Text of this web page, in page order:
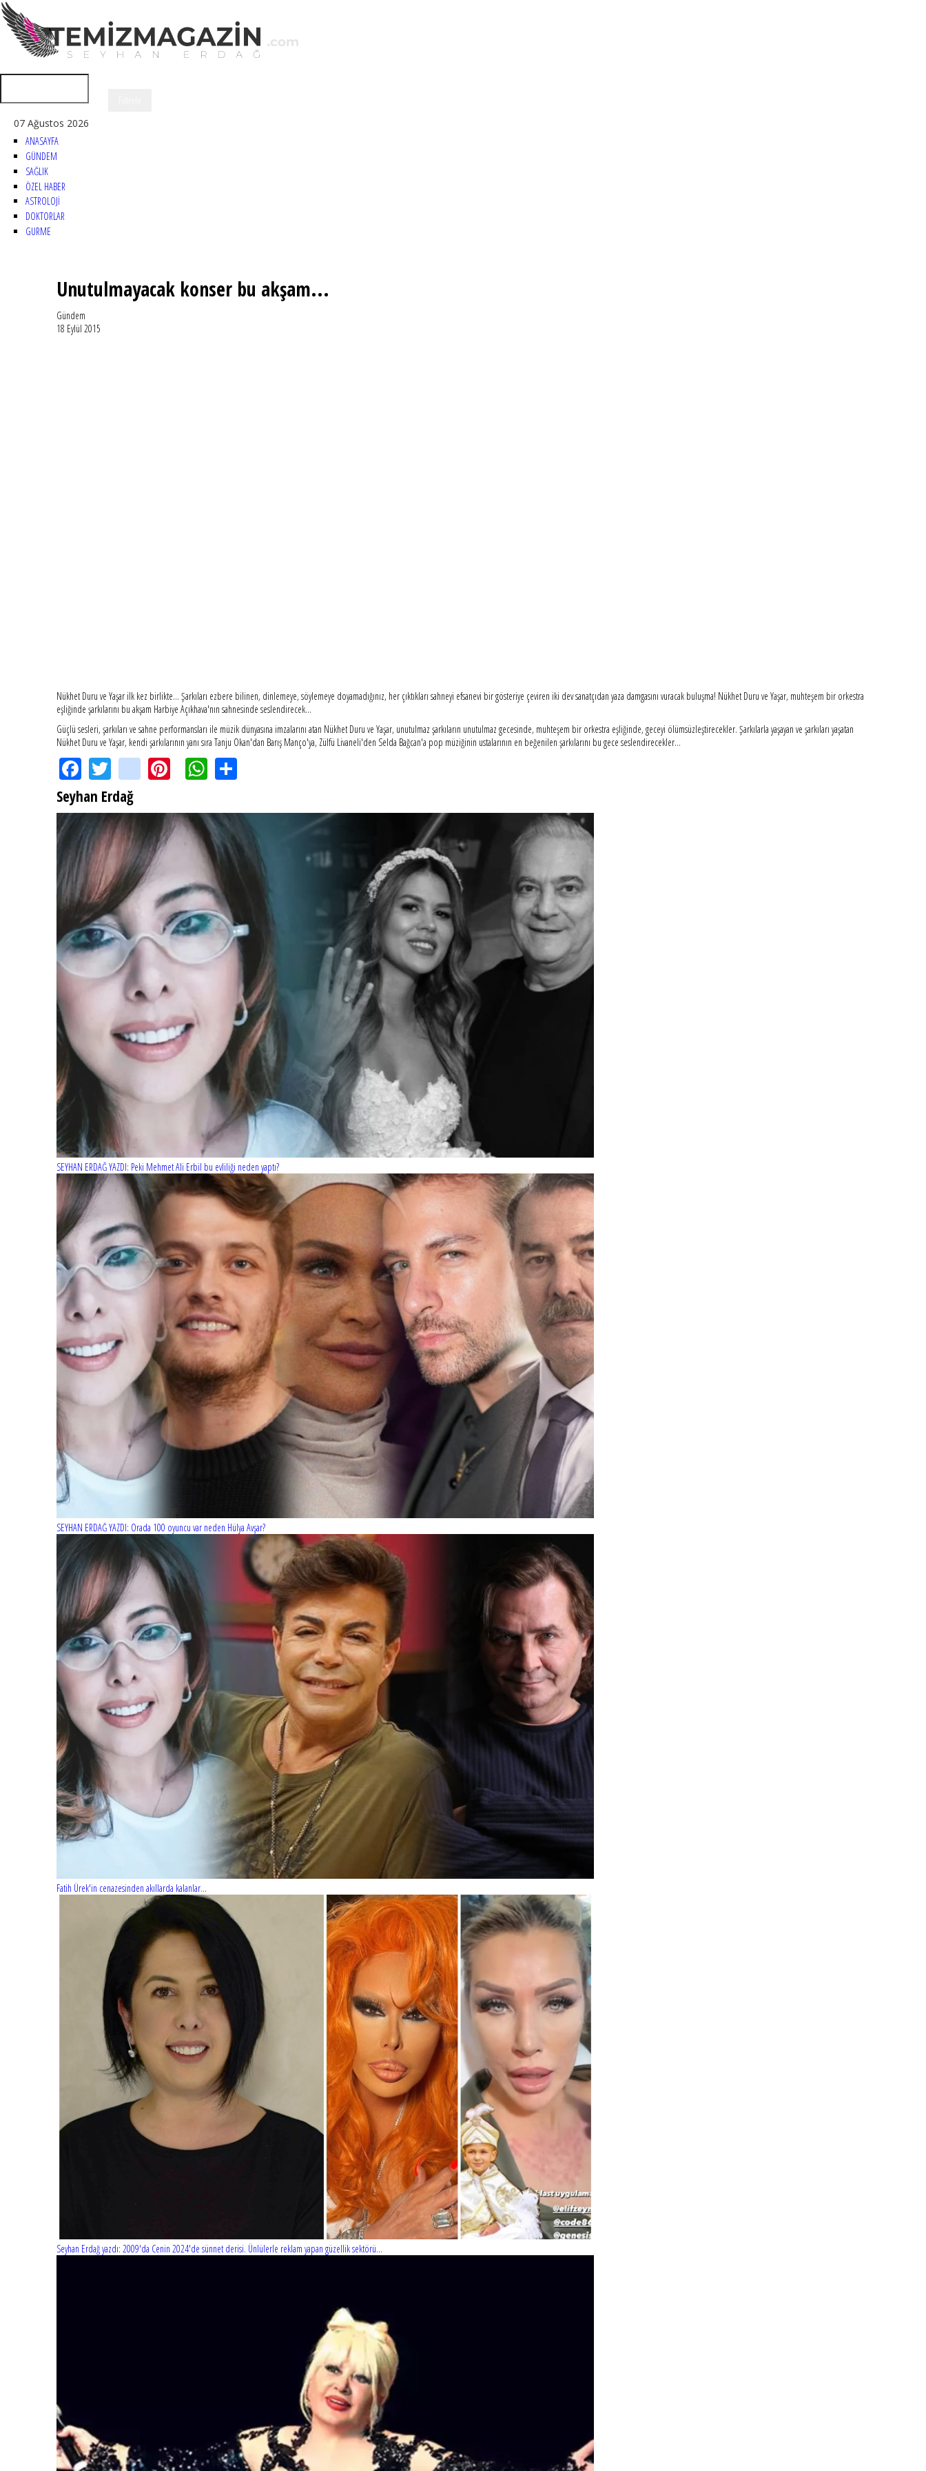
07 Ağustos 2026
ANASAYFA
GÜNDEM
SAĞLIK
ÖZEL HABER
ASTROLOJİ
DOKTORLAR
GURME
Unutulmayacak konser bu akşam...
Gündem
18 Eylül 2015
Nükhet Duru ve Yaşar ilk kez birlikte... Şarkıları ezbere bilinen, dinlemeye, söylemeye doyamadığınız, her çıktıkları sahneyi efsanevi bir gösteriye çeviren iki dev sanatçıdan yaza damgasını vuracak buluşma! Nükhet Duru ve Yaşar, muhteşem bir orkestra
eşliğinde şarkılarını bu akşam Harbiye Açıkhava'nın sahnesinde seslendirecek...
Güçlü sesleri, şarkıları ve sahne performansları ile müzik dünyasına imzalarını atan Nükhet Duru ve Yaşar, unutulmaz şarkıların unutulmaz gecesinde, muhteşem bir orkestra eşliğinde, geceyi ölümsüzleştirecekler. Şarkılarla yaşayan ve şarkıları yaşatan
Nükhet Duru ve Yaşar, kendi şarkılarının yanı sıra Tanju Okan'dan Barış Manço'ya, Zülfü Livaneli'den Selda Bağcan'a pop müziğinin ustalarının en beğenilen şarkılarını bu gece seslendirecekler...
Facebook
Twitterinstagram
PinterestWhatsApp
Share
Seyhan Erdağ
SEYHAN ERDAĞ YAZDI: Peki Mehmet Ali Erbil bu evliliği neden yaptı?
SEYHAN ERDAĞ YAZDI: Orada 100 oyuncu var neden Hülya Avşar?
Fatih Ürek'in cenazesinden akıllarda kalanlar...
Seyhan Erdağ yazdı: 2009'da Cenin 2024'de sünnet derisi. Ünlülerle reklam yapan güzellik sektörü...